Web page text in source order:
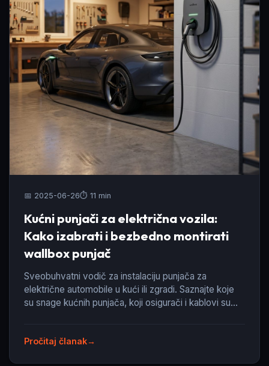
📅 2025-06-26⏱️ 11 min
Kućni punjači za električna vozila:
Kako izabrati i bezbedno montirati
wallbox punjač
Sveobuhvatni vodič za instalaciju punjača za
električne automobile u kući ili zgradi. Saznajte koje
su snage kućnih punjača, koji osigurači i kablovi su
Pročitaj članak